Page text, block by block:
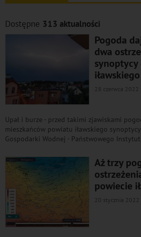
Dostępne 313 aktualności
Pogoda
dwa
28 czerwca 2022
Upał i burze - przed takimi zjawiskami
mieszkańców powiatu iławskiego
Gospodarki Wodnej - Państwowego
Aż trzy
powiecie
20 stycznia 2022